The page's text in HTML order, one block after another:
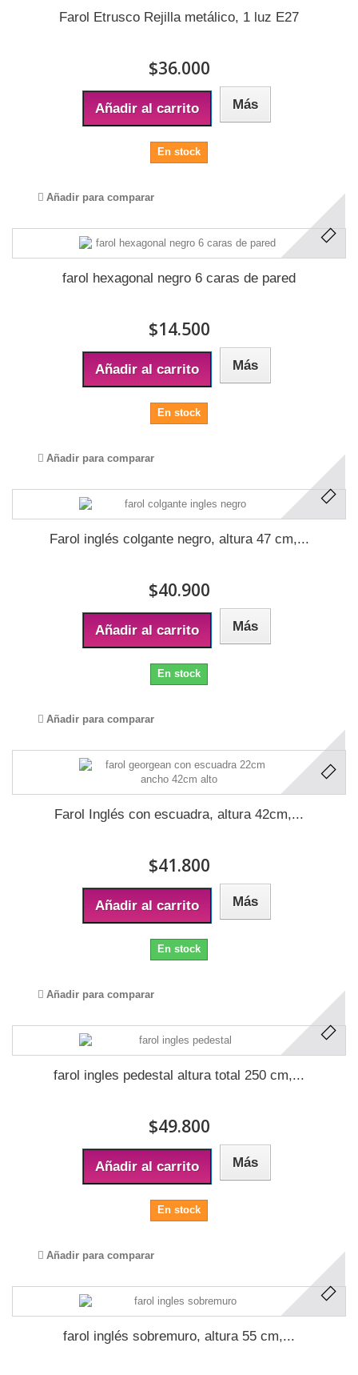
Farol Etrusco Rejilla metálico, 1 luz E27
$36.000
Añadir al carrito Más
En stock
Añadir para comparar
farol hexagonal negro 6 caras de pared
$14.500
Añadir al carrito Más
En stock
Añadir para comparar
Farol inglés colgante negro, altura 47 cm,...
$40.900
Añadir al carrito Más
En stock
Añadir para comparar
Farol Inglés con escuadra, altura 42cm,...
$41.800
Añadir al carrito Más
En stock
Añadir para comparar
farol ingles pedestal altura total 250 cm,...
$49.800
Añadir al carrito Más
En stock
Añadir para comparar
farol inglés sobremuro, altura 55 cm,...